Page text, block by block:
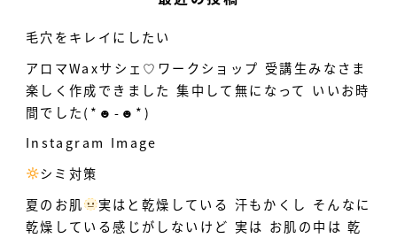
毛穴をキレイにしたい
アロマWaxサシェ♡ワークショップ 受講生みなさま
楽しく作成できました 集中して無になって いいお時
間でした(*☻-☻*)
Instagram Image
シミ対策
️ 夏のお肌 実はと乾燥している 汗もかくし そんなに
乾燥している感じがしないけど 実は お肌の中は 乾